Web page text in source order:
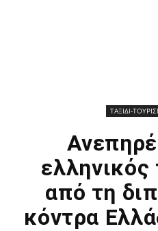
ΤΑΞΙΔΙ-
ελληνικός
από τη
κόντρα